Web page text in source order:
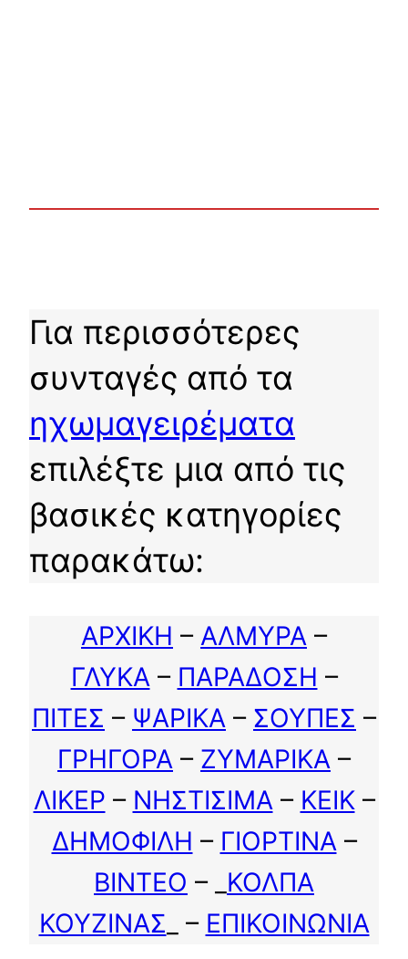
Για περισσότερες
συνταγές από τα
ηχωμαγειρέματα
επιλέξτε μια από τις
βασικές κατηγορίες
παρακάτω:
ΑΡΧΙΚΗ – ΑΛΜΥΡΑ –
ΓΛΥΚΑ– ΠΑΡΑΔΟΣΗ –
ΠΙΤΕΣ – ΨΑΡΙΚΑ – ΣΟΥΠΕΣ –
ΓΡΗΓΟΡΑ – ΖΥΜΑΡΙΚΑ –
ΛΙΚΕΡ – ΝΗΣΤΙΣΙΜΑ– ΚΕΙΚ–
ΔΗΜΟΦΙΛΗ – ΓΙΟΡΤΙΝΑ–
ΒΙΝΤΕΟ – _ ΚΟΛΠΑ
ΚΟΥΖΙΝΑΣ _ – ΕΠΙΚΟΙΝΩΝΙΑ